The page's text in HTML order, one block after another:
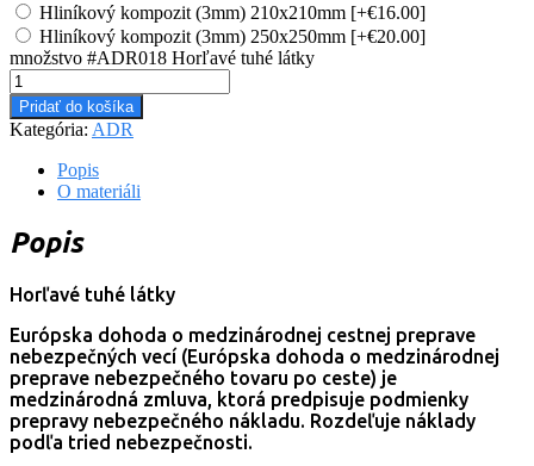
Hliníkový kompozit (3mm) 210x210mm [+€16.00]
Hliníkový kompozit (3mm) 250x250mm [+€20.00]
množstvo #ADR018 Horľavé tuhé látky
Pridať do košíka
Kategória: ADR
Popis
O materiáli
Popis
Horľavé tuhé látky
Európska dohoda o medzinárodnej cestnej preprave
nebezpečných vecí (Európska dohoda o medzinárodnej
preprave nebezpečného tovaru po ceste) je
medzinárodná zmluva, ktorá predpisuje podmienky
prepravy nebezpečného nákladu. Rozdeľuje náklady
podľa tried nebezpečnosti.